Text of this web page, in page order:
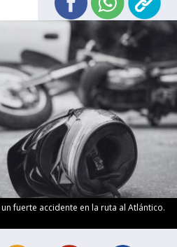
fuerte accidente en la ruta al Atlántico.